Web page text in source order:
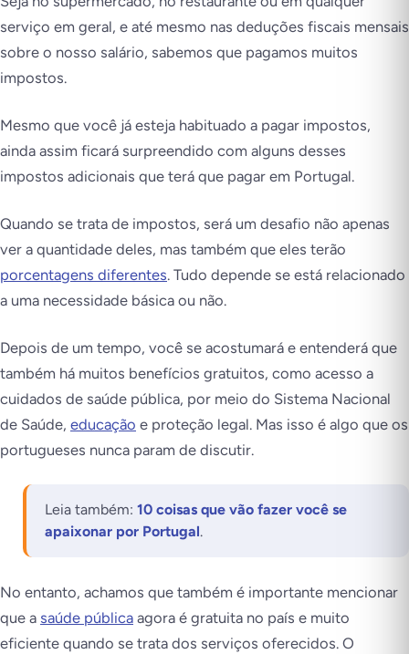
serviço em geral, e até mesmo nas deduções fiscais mensais
sobre o nosso salário, sabemos que pagamos muitos
impostos.
Mesmo que você já esteja habituado a pagar impostos,
ainda assim ficará surpreendido com alguns desses
impostos adicionais que terá que pagar em Portugal.
Quando se trata de impostos, será um desafio não apenas
ver a quantidade deles, mas também que eles terão
porcentagens diferentes. Tudo depende se está relacionado
a uma necessidade básica ou não.
Depois de um tempo, você se acostumará e entenderá que
também há muitos benefícios gratuitos, como acesso a
cuidados de saúde pública, por meio do Sistema Nacional
de Saúde, educação e proteção legal. Mas isso é algo que os
portugueses nunca param de discutir.
Leia também: 10 coisas que vão fazer você se
apaixonar por Portugal.
No entanto, achamos que também é importante mencionar
que a saúde pública agora é gratuita no país e muito
eficiente quando se trata dos serviços oferecidos. O